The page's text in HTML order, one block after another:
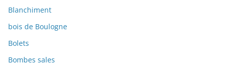
Blanchiment
bois de Boulogne
Bolets
Bombes sales